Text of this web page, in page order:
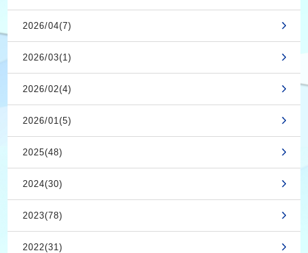
2026/04(7)
2026/03(1)
2026/02(4)
2026/01(5)
2025(48)
2024(30)
2023(78)
2022(31)